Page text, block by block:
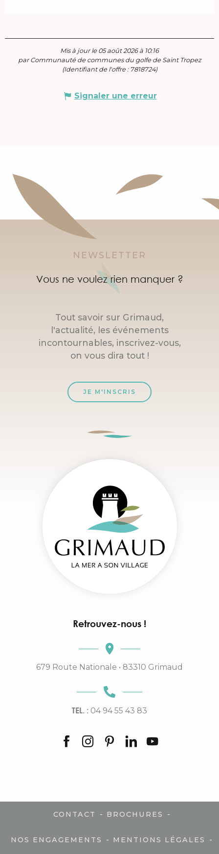
Mis à jour le 05 août 2026 à 10:16
par Communauté de communes du golfe de Saint Tropez
(Identifiant de l'offre : 7818724)
Signaler une erreur
NEWSLETTER
Vous ne voulez rien manquer ?
Tout savoir sur Grimaud,
l'actualité, les événements
incontournables, inscrivez-vous,
on vous dira tout !
JE M'INSCRIS
Retrouvez-nous !
679 Route Nationale • 83310 Grimaud
TEL. : 04 94 55 43 83
CONTACT - BROCHURES -
NOS ENGAGEMENTS - MENTIONS LÉGALES -